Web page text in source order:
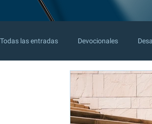
Todas las entradas Devocionales
Hábitos y energía para líderes
Libros para la Vida